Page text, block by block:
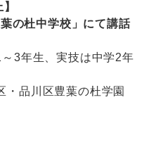
の杜中学校」にて講話
3年生、実技は中学2年
・品川区豊葉の杜学園